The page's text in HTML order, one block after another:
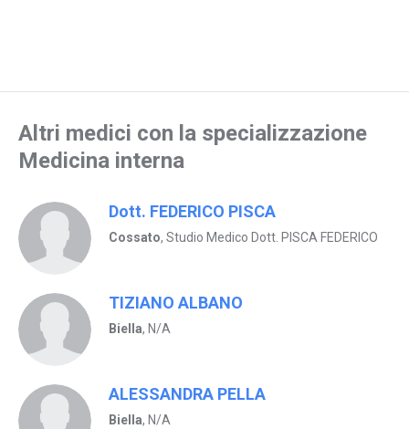
Altri medici con la specializzazione
Medicina interna
Dott. FEDERICO PISCA
Cossato, Studio Medico Dott. PISCA FEDERICO
TIZIANO ALBANO
Biella, N/A
ALESSANDRA PELLA
Biella, N/A